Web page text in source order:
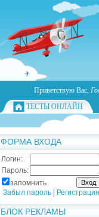
Приветствую Вас,
ТЕСТЫ ОНЛАЙН
ФОРМА ВХОДА
Логин:
Пароль:
запомнить
Забыл пароль
Регистрация
БЛОК РЕКЛАМЫ